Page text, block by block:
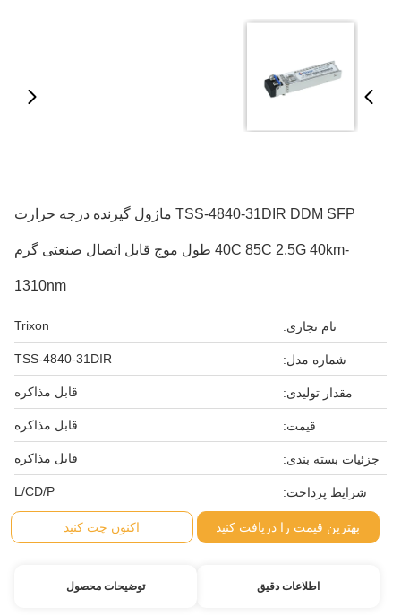
TSS-4840-31DIR DDM SFP ماژول گیرنده درجه حرارت
-40C 85C 2.5G 40km طول موج قابل اتصال صنعتی گرم
1310nm
نام تجاری: Trixon
شماره مدل: TSS-4840-31DIR
مقدار تولیدی: قابل مذاکره
قیمت: قابل مذاکره
جزئیات بسته بندی: قابل مذاکره
شرایط پرداخت: L/CD/P
بهترین قیمت را دریافت کنید اکنون چت کنید
اطلاعات دقیق توضیحات محصول